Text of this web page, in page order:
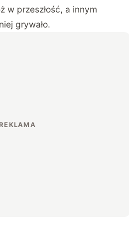
w przeszłość, a innym
grywało.